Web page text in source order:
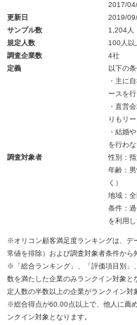
2017/
更新日
2019/
サンプル数
1,204人
規定人数
100人以
調査企業数
4社
定義
以下の
・主に
ースを行
・直営
りもリ
・結婚
を行わ
調査対象者
性別：指
年齢：
く）
地域：全
条件：
を利用
※オリコン顧客満足度ランキングは、デ
常値を排除）および調査対象者条件から
※「総合ランキング」、「評価項目別」
数を満たした企業のみランクイン対象
定人数の半数以上の企業がランクイン対
※総合得点が60.00点以上で、他人に薦
ンクイン対象となります。